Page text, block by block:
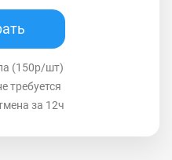
(150р/шт)
требуется
за 12ч